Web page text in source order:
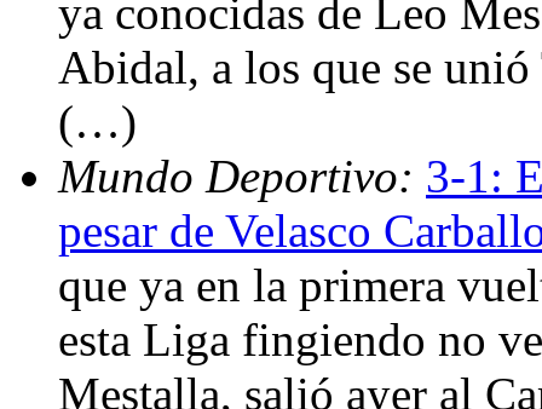
ya conocidas de Leo
Abidal, a los que se
(…)
Mundo Deportivo: 3-1:
pesar de Velasco
que ya en la primera
esta Liga fingiendo no
Mestalla, salió ayer al